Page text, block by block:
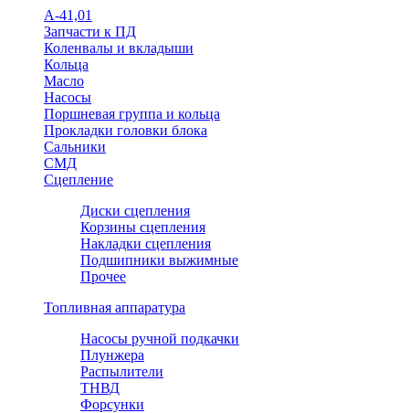
А-41,01
Запчасти к ПД
Коленвалы и вкладыши
Кольца
Масло
Насосы
Поршневая группа и кольца
Прокладки головки блока
Сальники
СМД
Сцепление
Диски сцепления
Корзины сцепления
Накладки сцепления
Подшипники выжимные
Прочее
Топливная аппаратура
Насосы ручной подкачки
Плунжера
Распылители
ТНВД
Форсунки